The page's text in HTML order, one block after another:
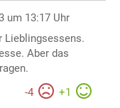
um 13:17 Uhr
Lieblingsessens.
Aber das
-4 +1